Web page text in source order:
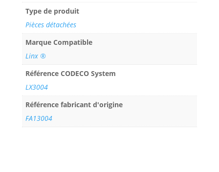
Type de produit
Pièces détachées
Marque Compatible
Linx ®
Référence CODECO System
LX3004
Référence fabricant d'origine
FA13004